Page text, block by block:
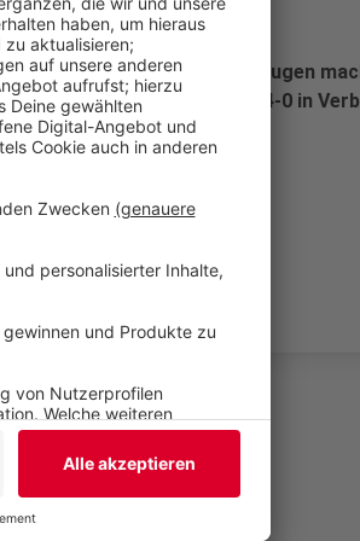
Personen oder Fahrzeugen
der Rufnummer 02202/284-0 in
10:52